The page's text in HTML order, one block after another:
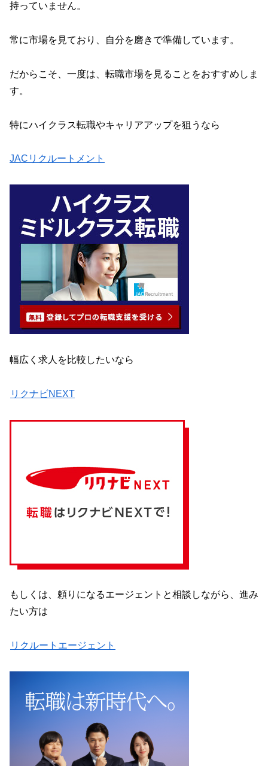
持っていません。
常に市場を見ており、自分を磨きで準備しています。
だからこそ、一度は、転職市場を見ることをおすすめしま
す。
特にハイクラス転職やキャリアアップを狙うなら
JACリクルートメント
幅広く求人を比較したいなら
リクナビNEXT
もしくは、頼りになるエージェントと相談しながら、進み
たい方は
リクルートエージェント